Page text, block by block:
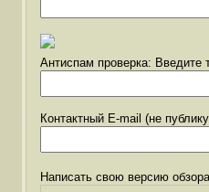
Антиспам проверка: Введите
Контактный E-mail (не
Написать свою версию